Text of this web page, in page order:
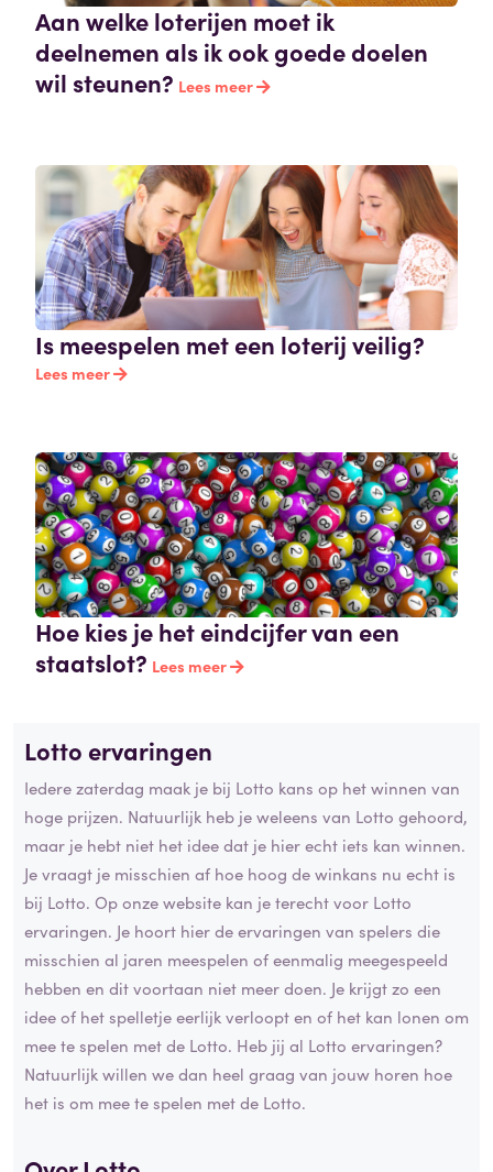
Aan welke loterijen moet ik
deelnemen als ik ook goede doelen
wil steunen? Lees meer
Is meespelen met een loterij veilig?
Lees meer
Hoe kies je het eindcijfer van een
staatslot? Lees meer
Lotto ervaringen
Iedere zaterdag maak je bij Lotto kans op het winnen van
hoge prijzen. Natuurlijk heb je weleens van Lotto gehoord,
maar je hebt niet het idee dat je hier echt iets kan winnen.
Je vraagt je misschien af hoe hoog de winkans nu echt is
bij Lotto. Op onze website kan je terecht voor Lotto
ervaringen. Je hoort hier de ervaringen van spelers die
misschien al jaren meespelen of eenmalig meegespeeld
hebben en dit voortaan niet meer doen. Je krijgt zo een
idee of het spelletje eerlijk verloopt en of het kan lonen om
mee te spelen met de Lotto. Heb jij al Lotto ervaringen?
Natuurlijk willen we dan heel graag van jouw horen hoe
het is om mee te spelen met de Lotto.